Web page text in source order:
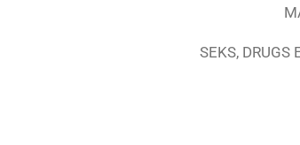
SEKS, DRUGS